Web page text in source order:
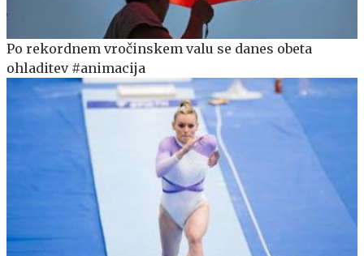
Po rekordnem vročinskem valu se danes obeta
ohladitev #animacija